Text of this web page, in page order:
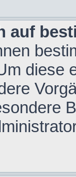
auf
diese